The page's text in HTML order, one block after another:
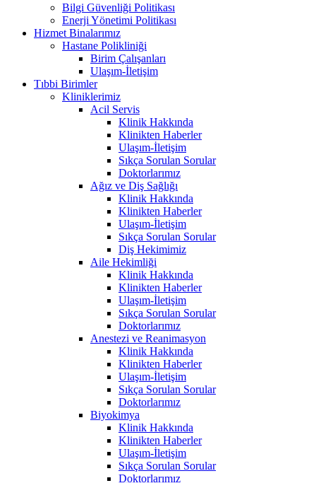
Bilgi Güvenliği Politikası
Enerji Yönetimi Politikası
Hizmet Binalarımız
Hastane Polikliniği
Birim Çalışanları
Ulaşım-İletişim
Tıbbi Birimler
Kliniklerimiz
Acil Servis
Klinik Hakkında
Klinikten Haberler
Ulaşım-İletişim
Sıkça Sorulan Sorular
Doktorlarımız
Ağız ve Diş Sağlığı
Klinik Hakkında
Klinikten Haberler
Ulaşım-İletişim
Sıkça Sorulan Sorular
Diş Hekimimiz
Aile Hekimliği
Klinik Hakkında
Klinikten Haberler
Ulaşım-İletişim
Sıkça Sorulan Sorular
Doktorlarımız
Anestezi ve Reanimasyon
Klinik Hakkında
Klinikten Haberler
Ulaşım-İletişim
Sıkça Sorulan Sorular
Doktorlarımız
Biyokimya
Klinik Hakkında
Klinikten Haberler
Ulaşım-İletişim
Sıkça Sorulan Sorular
Doktorlarımız